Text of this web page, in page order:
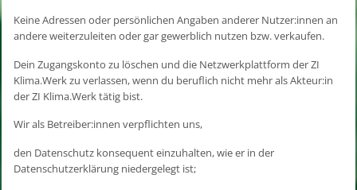
Keine Adressen oder persönlichen Angaben anderer Nutzer:innen an
andere weiterzuleiten oder gar gewerblich nutzen bzw. verkaufen.
Dein Zugangskonto zu löschen und die Netzwerkplattform der ZI
Klima.Werk zu verlassen, wenn du beruflich nicht mehr als Akteur:in
der ZI Klima.Werk tätig bist.
Wir als Betreiber:innen verpflichten uns,
den Datenschutz konsequent einzuhalten, wie er in der
Datenschutzerklärung niedergelegt ist;